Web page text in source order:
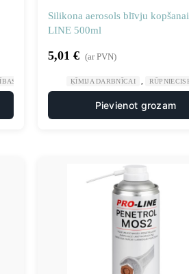
UZTURĒŠANA
Silikona aerosols blīvju
LINE 500ml
5,01 € (ar PVN)
ĶĪMIJA DARBNĪCAI
Pievienot grozam